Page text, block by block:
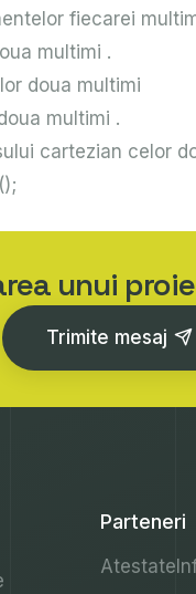
fiecarei
multimi .
doua multimi
multimi .
cartezian celor
unui
Trimite mesaj
Parteneri